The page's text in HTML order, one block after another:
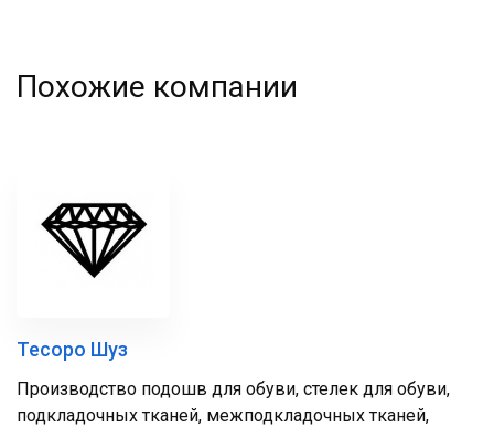
Похожие компании
Тесоро Шуз
Производство подошв для обуви, стелек для обуви,
подкладочных тканей, межподкладочных тканей,